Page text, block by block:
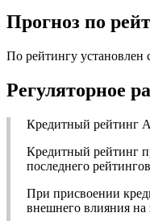
Прогноз по
По рейтингу установлен
Регуляторное
Кредитный рейтинг
Кредитный рейтинг
последнего
При присвоении
внешнего влияния на